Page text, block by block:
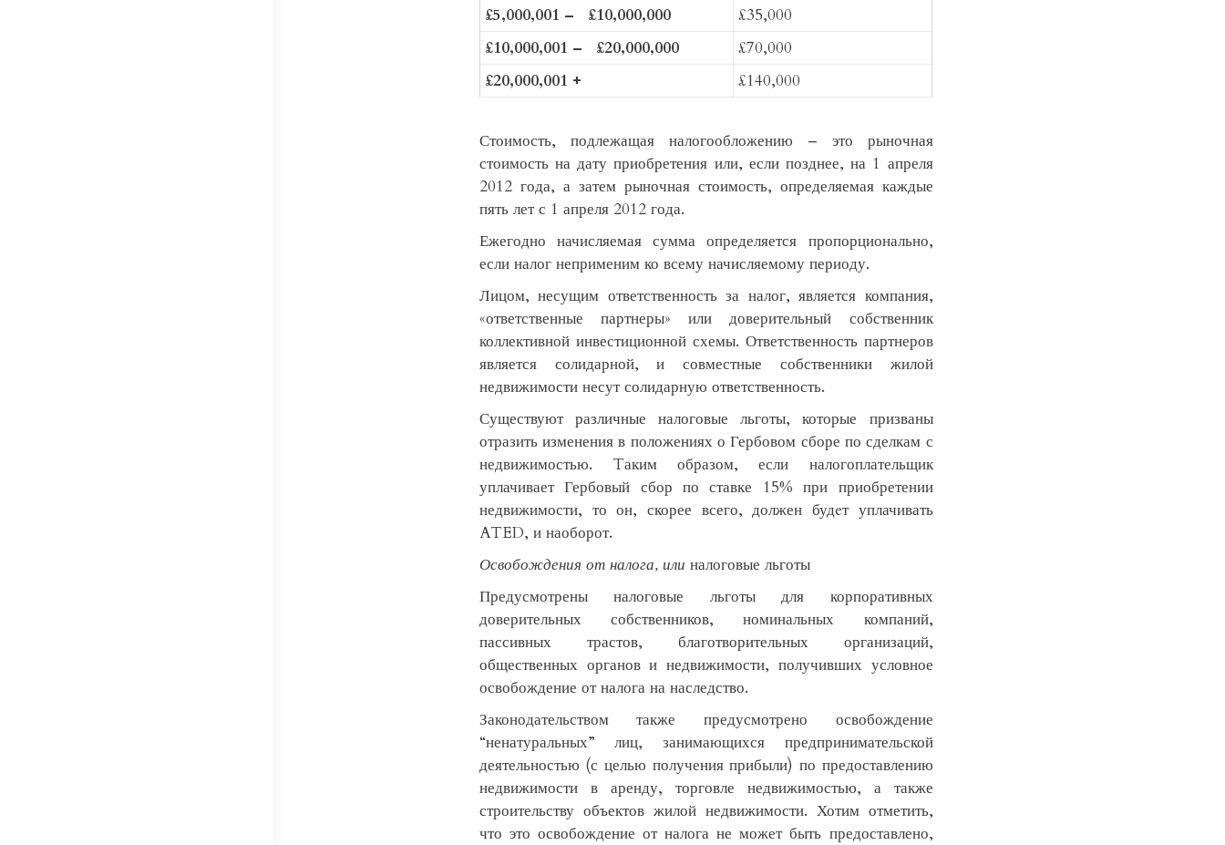
£5,000,001 – £10,000,000
£35,000
£10,000,001 – £20,000,000
£70,000
£20,000,001 +
£140,000
Стоимость, подлежащая налогообложению – это рыночная
стоимость на дату приобретения или, если позднее, на 1 апреля
2012 года, а затем рыночная стоимость, определяемая каждые
пять лет с 1 апреля 2012 года.
Ежегодно начисляемая сумма определяется пропорционально,
если налог неприменим ко всему начисляемому периоду.
Лицом, несущим ответственность за налог, является компания,
«ответственные партнеры» или доверительный собственник
коллективной инвестиционной схемы. Ответственность партнеров
является солидарной, и совместные собственники жилой
недвижимости несут солидарную ответственность.
Существуют различные налоговые льготы, которые призваны
отразить изменения в положениях о Гербовом сборе по сделкам с
недвижимостью. Tаким образом, если налогоплательщик
уплачивает Гербовый сбор по ставке 15% при приобретении
недвижимости, то он, скорее всего, должен будeт уплачивать
ATED, и наоборот.
Освобождения от налога, или налоговые льготы
Предусмотрены налоговые льготы для корпоративных
доверительных собственников, номинальных компаний,
пассивных трастов, благотворительных организаций,
общественных органов и недвижимости, получивших условное
освобождение от налога на наследство.
Законодательством также предусмотрено освобождение
“ненатуральных” лиц, занимающихся предпринимательской
деятельностью (с целью получения прибыли) по предоставлению
недвижимости в аренду, торговле недвижимостью, а также
строительству объектов жилой недвижимости. Хотим отметить,
что это освобождение от налога не может быть предоставлено,